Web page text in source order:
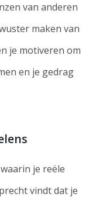
van anderen
maken van
je motiveren om
en je gedrag
je reële
vindt dat je